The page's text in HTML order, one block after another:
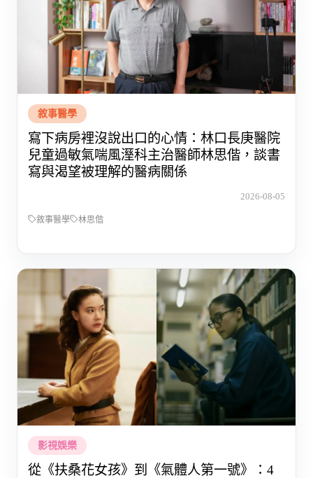
敘事醫學
寫下病房裡沒說出口的心情：林口長庚醫院
兒童過敏氣喘風溼科主治醫師林思偕，談書
寫與渴望被理解的醫病關係
2026-08-05
敘事醫學 林思偕
影視娛樂
從《扶桑花女孩》到《氣體人第一號》：4